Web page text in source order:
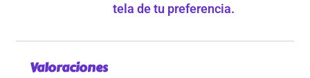
tela de tu preferencia.
Valoraciones